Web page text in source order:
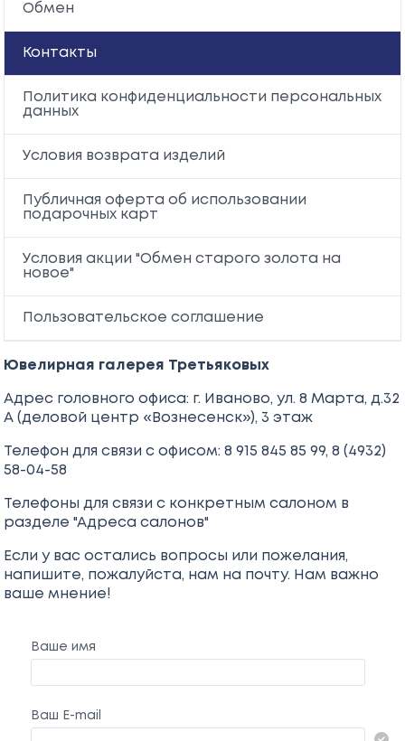
Обмен
Контакты
Политика конфиденциальности персональных
данных
Условия возврата изделий
Публичная оферта об использовании
подарочных карт
Условия акции "Обмен старого золота на
новое"
Пользовательское соглашение
Ювелирная галерея Третьяковых
Адрес головного офиса: г. Иваново, ул. 8 Марта, д.32
А (деловой центр «Вознесенск»), 3 этаж
Телефон для связи с офисом: 8 915 845 85 99, 8 (4932)
58-04-58
Телефоны для связи с конкретным салоном в
разделе "Адреса салонов"
Если у вас остались вопросы или пожелания,
напишите, пожалуйста, нам на почту. Нам важно
ваше мнение!
Ваше имя
Ваш E-mail